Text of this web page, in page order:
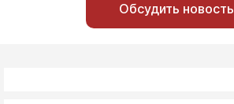
Обсудить новость